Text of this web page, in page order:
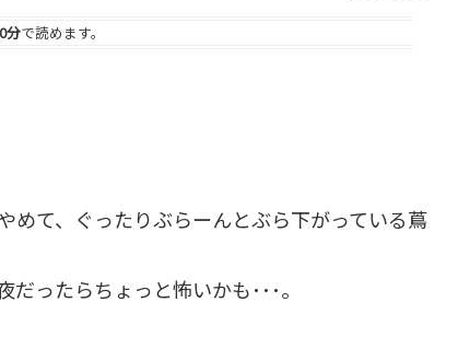
分で読めます。
めて、ぐったりぶらーんとぶら下がっている蔦
ったらちょっと怖いかも･･･。